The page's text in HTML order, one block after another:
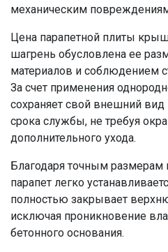
механическим
Цена парапетной плиты
шагрень обусловлена ее
материалов и соблюдением
За счет применения
сохраняет свой внешний вид
срока службы, не требуя
дополнительного ухода.
Благодаря точным
парапет легко
полностью закрывает
исключая проникновение
бетонного основания.